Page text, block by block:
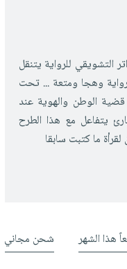
التشويقي للرواية يتنقل
وهجا ومتعة ... تحت
قضية الوطن والهوية عند
يتفاعل مع هذا الطرح
ما كتبت سابقا
هذا الشهر شحن مجاني